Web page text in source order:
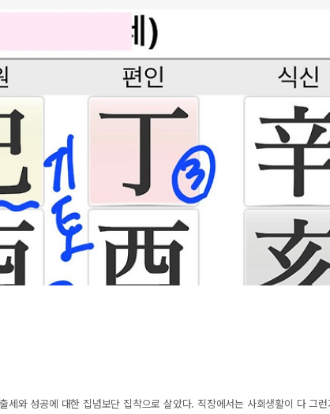
세와 성공에 대한 집념보단 집착으로 살았다. 직장에서는 사회생활이 다 그런